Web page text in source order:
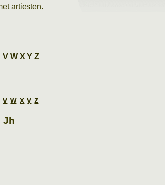
artiesten.
V W X Y Z
v w x y z
Jh